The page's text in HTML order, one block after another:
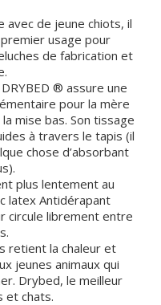
avec de jeune chiots, il
usage pour
de fabrication et
® assure une
pour la mère
mise bas. Son tissage
à travers le tapis (il
chose d’absorbant
plus lentement au
latex Antidérapant
circule librement entre
retient la chaleur et
jeunes animaux qui
Drybed, le meilleur
et chats.